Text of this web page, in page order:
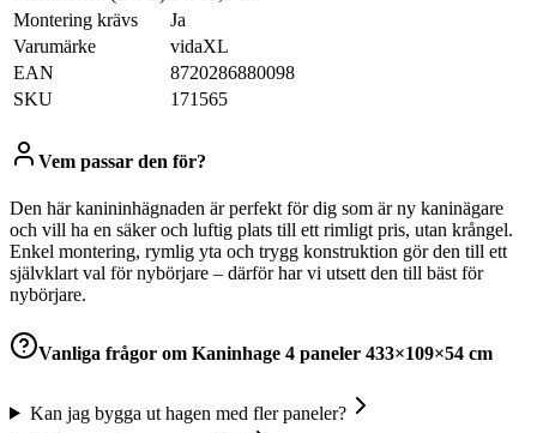
Montering krävs
Ja
Varumärke
vidaXL
EAN
8720286880098
SKU
171565
Vem passar den för?
Den här kanininhägnaden är perfekt för dig som är ny kaninägare
och vill ha en säker och luftig plats till ett rimligt pris, utan krångel.
Enkel montering, rymlig yta och trygg konstruktion gör den till ett
självklart val för nybörjare – därför har vi utsett den till bäst för
nybörjare.
Vanliga frågor om Kaninhage 4 paneler 433×109×54 cm
Kan jag bygga ut hagen med fler paneler?